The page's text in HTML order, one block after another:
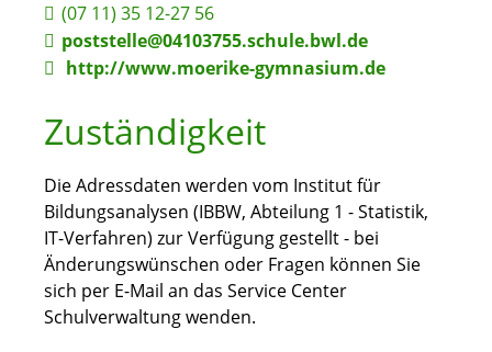
(07 11) 35 12-27 56
poststelle@04103755.schule.bwl.de
http://www.moerike-gymnasium.de
Zuständigkeit
Die Adressdaten werden vom Institut für
Bildungsanalysen (IBBW, Abteilung 1 - Statistik,
IT-Verfahren) zur Verfügung gestellt - bei
Änderungswünschen oder Fragen können Sie
sich per E-Mail an das Service Center
Schulverwaltung wenden.